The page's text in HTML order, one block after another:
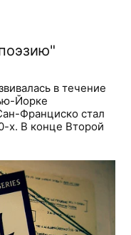
в течение
Йорке
Франциско стал
х. В конце Второй